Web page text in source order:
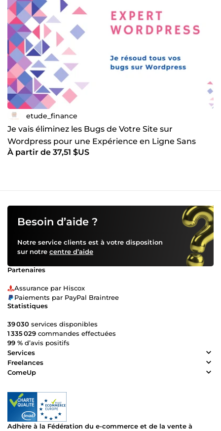
etude_finance
Je vais éliminez les Bugs de Votre Site sur
Wordpress pour une Expérience en Ligne Sans
Faille
À partir de 37,51 $US
Besoin d’aide ?
Notre service clients est à votre disposition
sur notre centre d’aide
Partenaires
Assurance par Hiscox
Paiements par PayPal Braintree
Statistiques
39 030 services disponibles
1 335 029 commandes effectuées
99 % d’avis positifs
Services
Freelances
ComeUp
Adhère à la Fédération du e-commerce et de la vente à